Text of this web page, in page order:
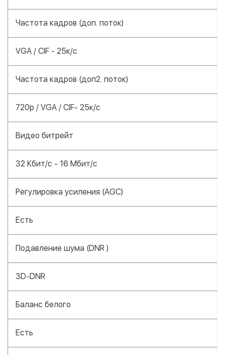
Частота кадров (доп. поток)
VGA / CIF - 25к/с
Частота кадров (доп2. поток)
720р / VGA / CIF- 25к/с
Видео битрейт
32 Кбит/с - 16 Mбит/с
Регулировка усиления (AGC)
Есть
Подавление шума (DNR )
3D-DNR
Баланс белого
Есть